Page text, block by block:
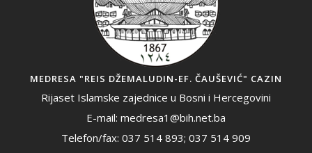
MEDRESA "REIS DŽEMALUDIN-EF. ČAUŠEVIĆ" CAZIN
Rijaset Islamske zajednice u Bosni i Hercegovini
E-mail: medresa1@bih.net.ba
Telefon/fax: 037 514 893; 037 514 909